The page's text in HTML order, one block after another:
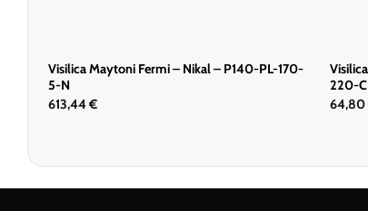
Visilica Maytoni Fermi – Nikal – P140-PL-170-
5-N
613,44€
220-C
64,80